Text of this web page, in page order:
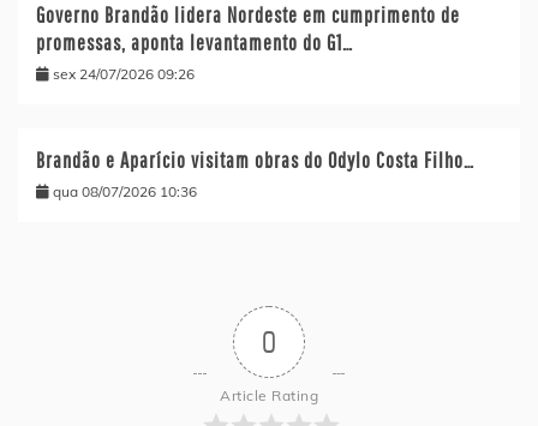
Governo Brandão lidera Nordeste em cumprimento de
promessas, aponta levantamento do G1…
sex 24/07/2026 09:26
Brandão e Aparício visitam obras do Odylo Costa Filho…
qua 08/07/2026 10:36
0
Article Rating